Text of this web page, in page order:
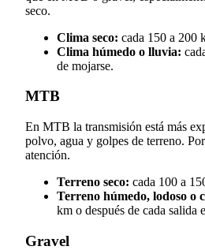
seco.
Clima seco: cada 150 a 200
Clima húmedo o lluvia:
de mojarse.
MTB
En MTB la transmisión está más
polvo, agua y golpes de terreno.
atención.
Terreno seco: cada 100 a
Terreno húmedo, lodoso o
km o después de cada salida
Gravel